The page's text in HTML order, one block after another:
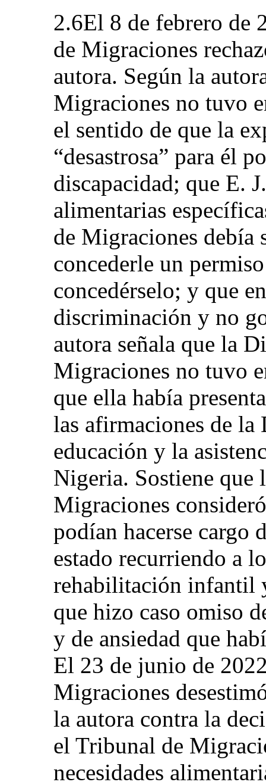
2.6El 8 de febrero de
de Migraciones
autora. Según la
Migraciones no tuvo
el sentido de que la
“desastrosa” para él
discapacidad; que E.
alimentarias
de Migraciones debía
concederle un
concedérselo; y que
discriminación y no
autora señala que la
Migraciones no tuvo
que ella había
las afirmaciones de la
educación y la
Nigeria. Sostiene que
Migraciones
podían hacerse cargo
estado recurriendo a
rehabilitación infantil
que hizo caso omiso
y de ansiedad que
El 23 de junio de
Migraciones
la autora contra la
el Tribunal de
necesidades